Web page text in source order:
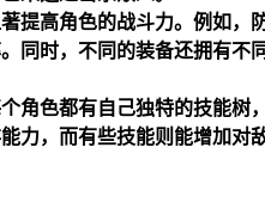
提高角色的战斗力。例如
同时，不同的装备还拥有
角色都有自己独特的技能
力，而有些技能则能增加